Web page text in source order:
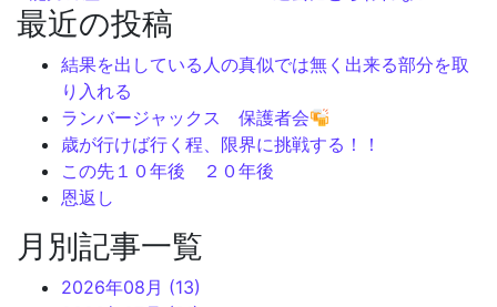
最近の投稿
結果を出している人の真似では無く出来る部分を取
り入れる
ランバージャックス 保護者会
歳が行けば行く程、限界に挑戦する！！
この先１０年後 ２０年後
恩返し
月別記事一覧
2026年08月 (13)